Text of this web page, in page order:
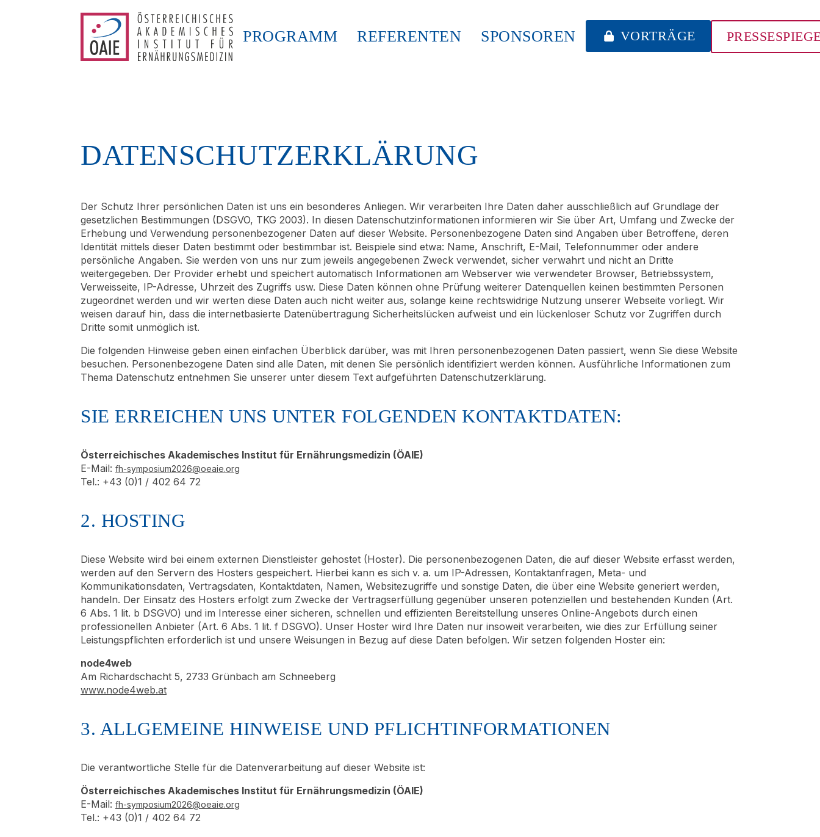
PROGRAMM REFERENTEN SPONSOREN VORTRÄGE
DATENSCHUTZERKLÄRUNG
Der Schutz Ihrer persönlichen Daten ist uns ein besonderes Anliegen. Wir verarbeiten Ihre Daten daher ausschließlich auf Grundlage der
gesetzlichen Bestimmungen (DSGVO, TKG 2003). In diesen Datenschutzinformationen informieren wir Sie über Art, Umfang und Zwecke der
Erhebung und Verwendung personenbezogener Daten auf dieser Website. Personenbezogene Daten sind Angaben über Betroffene, deren
Identität mittels dieser Daten bestimmt oder bestimmbar ist. Beispiele sind etwa: Name, Anschrift, E-Mail, Telefonnummer oder andere
persönliche Angaben. Sie werden von uns nur zum jeweils angegebenen Zweck verwendet, sicher verwahrt und nicht an Dritte
weitergegeben. Der Provider erhebt und speichert automatisch Informationen am Webserver wie verwendeter Browser, Betriebssystem,
Verweisseite, IP-Adresse, Uhrzeit des Zugriffs usw. Diese Daten können ohne Prüfung weiterer Datenquellen keinen bestimmten Personen
zugeordnet werden und wir werten diese Daten auch nicht weiter aus, solange keine rechtswidrige Nutzung unserer Webseite vorliegt. Wir
weisen darauf hin, dass die internetbasierte Datenübertragung Sicherheitslücken aufweist und ein lückenloser Schutz vor Zugriffen durch
Dritte somit unmöglich ist.
Die folgenden Hinweise geben einen einfachen Überblick darüber, was mit Ihren personenbezogenen Daten passiert, wenn Sie diese Website
besuchen. Personenbezogene Daten sind alle Daten, mit denen Sie persönlich identifiziert werden können. Ausführliche Informationen zum
Thema Datenschutz entnehmen Sie unserer unter diesem Text aufgeführten Datenschutzerklärung.
SIE ERREICHEN UNS UNTER FOLGENDEN KONTAKTDATEN:
Österreichisches Akademisches Institut für Ernährungsmedizin (ÖAIE)
E-Mail: fh-symposium2026@oeaie.org
Tel.: +43 (0)1 / 402 64 72
2. HOSTING
Diese Website wird bei einem externen Dienstleister gehostet (Hoster). Die personenbezogenen Daten, die auf dieser Website erfasst werden,
werden auf den Servern des Hosters gespeichert. Hierbei kann es sich v. a. um IP-Adressen, Kontaktanfragen, Meta- und
Kommunikationsdaten, Vertragsdaten, Kontaktdaten, Namen, Websitezugriffe und sonstige Daten, die über eine Website generiert werden,
handeln. Der Einsatz des Hosters erfolgt zum Zwecke der Vertragserfüllung gegenüber unseren potenziellen und bestehenden Kunden (Art.
6 Abs. 1 lit. b DSGVO) und im Interesse einer sicheren, schnellen und effizienten Bereitstellung unseres Online-Angebots durch einen
professionellen Anbieter (Art. 6 Abs. 1 lit. f DSGVO). Unser Hoster wird Ihre Daten nur insoweit verarbeiten, wie dies zur Erfüllung seiner
Leistungspflichten erforderlich ist und unsere Weisungen in Bezug auf diese Daten befolgen. Wir setzen folgenden Hoster ein:
node4web
Am Richardschacht 5, 2733 Grünbach am Schneeberg
www.node4web.at
3. ALLGEMEINE HINWEISE UND PFLICHT­INFORMATIONEN
Die verantwortliche Stelle für die Datenverarbeitung auf dieser Website ist:
Österreichisches Akademisches Institut für Ernährungsmedizin (ÖAIE)
E-Mail: fh-symposium2026@oeaie.org
Tel.: +43 (0)1 / 402 64 72